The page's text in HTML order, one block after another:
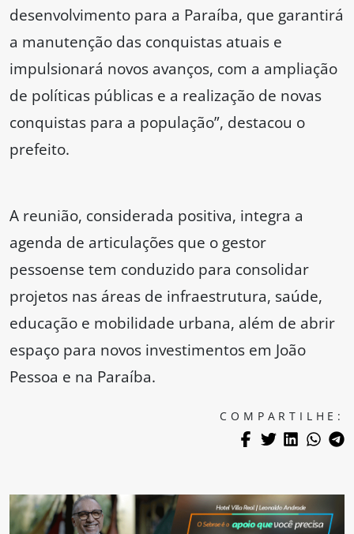
desenvolvimento para a Paraíba, que garantirá
a manutenção das conquistas atuais e
impulsionará novos avanços, com a ampliação
de políticas públicas e a realização de novas
conquistas para a população”, destacou o
prefeito.
A reunião, considerada positiva, integra a
agenda de articulações que o gestor
pessoense tem conduzido para consolidar
projetos nas áreas de infraestrutura, saúde,
educação e mobilidade urbana, além de abrir
espaço para novos investimentos em João
Pessoa e na Paraíba.
COMPARTILHE: